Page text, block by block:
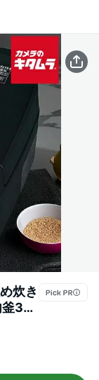
炊き
3年
保
ゼン